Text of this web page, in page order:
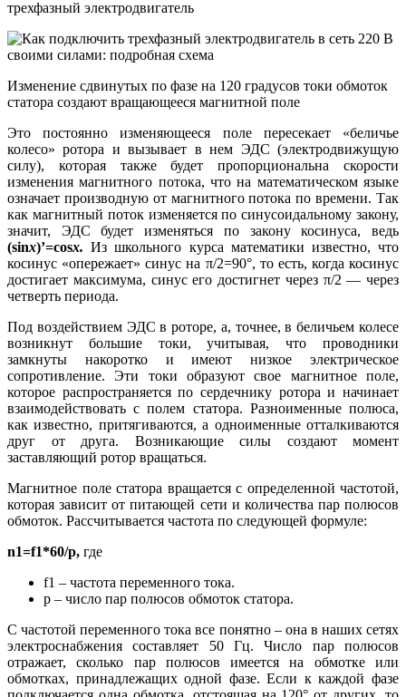
трехфазный электродвигатель
Изменение сдвинутых по фазе на 120 градусов токи обмоток
статора создают вращающееся магнитной поле
Это постоянно изменяющееся поле пересекает «беличье
колесо» ротора и вызывает в нем ЭДС (электродвижущую
силу), которая также будет пропорциональна скорости
изменения магнитного потока, что на математическом языке
означает производную от магнитного потока по времени. Так
как магнитный поток изменяется по синусоидальному закону,
значит, ЭДС будет изменяться по закону косинуса, ведь
(sinx)’=cosx.Из школьного курса математики известно, что
косинус «опережает» синус на π/2=90°, то есть, когда косинус
достигает максимума, синус его достигнет через π/2 — через
четверть периода.
Под воздействием ЭДС в роторе, а, точнее, в беличьем колесе
возникнут большие токи, учитывая, что проводники
замкнуты накоротко и имеют низкое электрическое
сопротивление. Эти токи образуют свое магнитное поле,
которое распространяется по сердечнику ротора и начинает
взаимодействовать с полем статора. Разноименные полюса,
как известно, притягиваются, а одноименные отталкиваются
друг от друга. Возникающие силы создают момент
заставляющий ротор вращаться.
Магнитное поле статора вращается с определенной частотой,
которая зависит от питающей сети и количества пар полюсов
обмоток. Рассчитывается частота по следующей формуле:
n1=f1*60/p, где
f1 – частота переменного тока.
p – число пар полюсов обмоток статора.
С частотой переменного тока все понятно – она в наших сетях
электроснабжения составляет 50 Гц. Число пар полюсов
отражает, сколько пар полюсов имеется на обмотке или
обмотках, принадлежащих одной фазе. Если к каждой фазе